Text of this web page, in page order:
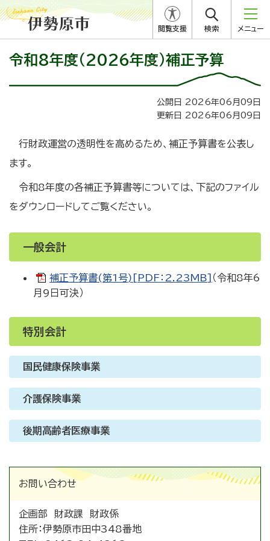
閲覧支援 検索 メニュー
令和8年度（2026年度）補正予算
公開日 2026年06月09日
更新日 2026年06月09日
行財政運営の透明性を高めるため、補正予算書を公表し
ます。
令和8年度の各補正予算書等については、下記のファイル
をダウンロードしてご覧ください。
一般会計
補正予算書(第1号)[PDF：2.23MB] （令和8年6
月9日可決）
特別会計
国民健康保険事業
介護保険事業
後期高齢者医療事業
お問い合わせ
企画部 財政課 財政係
住所：伊勢原市田中348番地